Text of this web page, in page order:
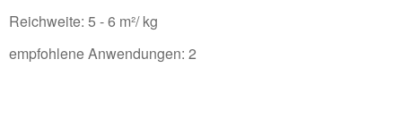
Reichweite: 5 - 6 m²/ kg
empfohlene Anwendungen: 2